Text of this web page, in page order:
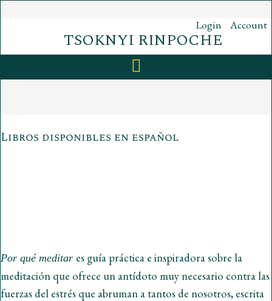
Skip
Login Account
TSOKNYI RINPOCHE
Libros disponibles en español
Por qué meditar es guía práctica e inspiradora sobre la
meditación que ofrece un antídoto muy necesario contra las
fuerzas del estrés que abruman a tantos de nosotros, escrita